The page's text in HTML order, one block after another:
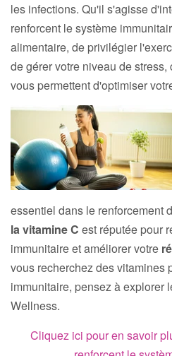
les infections. Qu'il s'agisse
renforcent le système
alimentaire, de privilégier
de gérer votre niveau de
vous permettent d'optimiser
essentiel dans le renforcement
la vitamine C est réputée pour
immunitaire et améliorer votre
vous recherchez des vitamines
immunitaire, pensez à explorer
Wellness.
Cliquez ici pour en savoir